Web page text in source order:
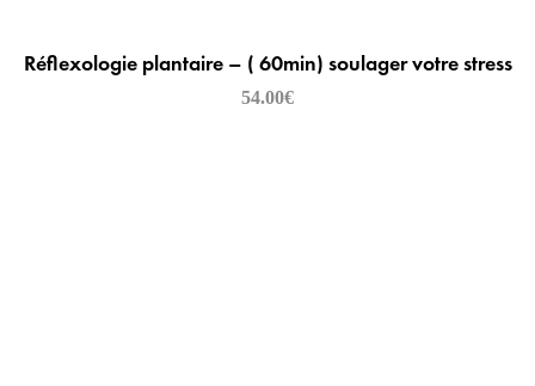
Réflexologie plantaire – ( 60min) soulager votre stress
54.00€